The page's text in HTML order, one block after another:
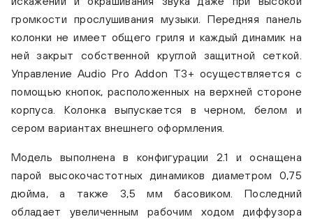
громкости прослушивания музыки. Передняя панель
колонки не имеет общего гриля и каждый динамик на
ней закрыт собственной круглой защитной сеткой.
Управление Audio Pro Addon T3+ осуществляется с
помощью кнопок, расположенных на верхней стороне
корпуса. Колонка выпускается в черном, белом и
сером вариантах внешнего оформления.
Модель выполнена в конфигурации 2.1 и оснащена
парой высокочастотных динамиков диаметром 0,75
дюйма, а также 3,5 мм басовиком. Последний
обладает увеличенным рабочим ходом диффузора